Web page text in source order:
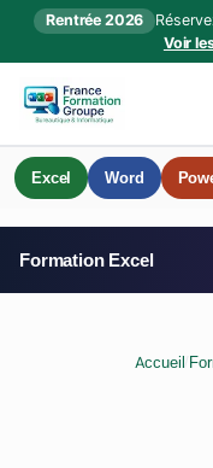
Rentrée 2026
Voir
Excel Word
Formation Excel
Accueil